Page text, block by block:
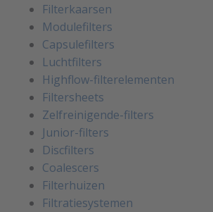
Filterkaarsen
Modulefilters
Capsulefilters
Luchtfilters
Highflow-filterelementen
Filtersheets
Zelfreinigende-filters
Junior-filters
Discfilters
Coalescers
Filterhuizen
Filtratiesystemen